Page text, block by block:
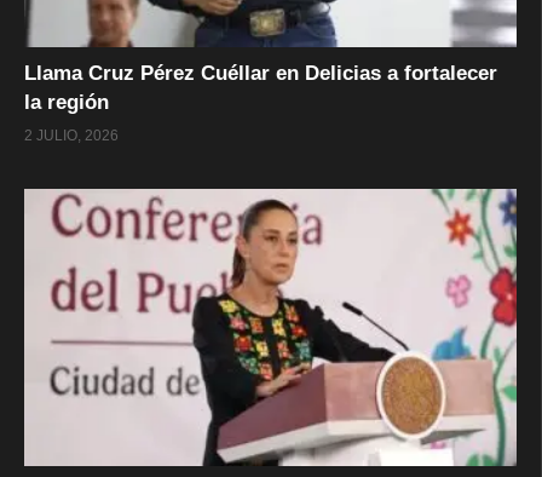
Llama Cruz Pérez Cuéllar en Delicias a fortalecer
la región
2 JULIO, 2026